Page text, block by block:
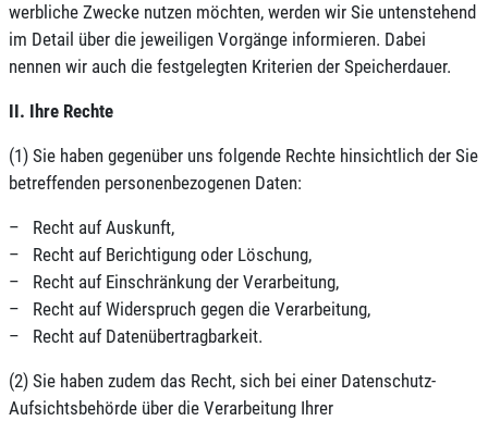
werbliche Zwecke nutzen möchten, werden wir Sie untenstehend
im Detail über die jeweiligen Vorgänge informieren. Dabei
nennen wir auch die festgelegten Kriterien der Speicherdauer.
II. Ihre Rechte
(1) Sie haben gegenüber uns folgende Rechte hinsichtlich der Sie
betreffenden personenbezogenen Daten:
– Recht auf Auskunft,
– Recht auf Berichtigung oder Löschung,
– Recht auf Einschränkung der Verarbeitung,
– Recht auf Widerspruch gegen die Verarbeitung,
– Recht auf Datenübertragbarkeit.
(2) Sie haben zudem das Recht, sich bei einer Datenschutz-
Aufsichtsbehörde über die Verarbeitung Ihrer